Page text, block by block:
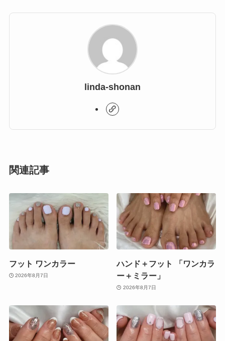
linda-shonan
関連記事
フット ワンカラー
2026年8月7日
ハンド＋フット 「ワンカラ
ー＋ミラー」
2026年8月7日